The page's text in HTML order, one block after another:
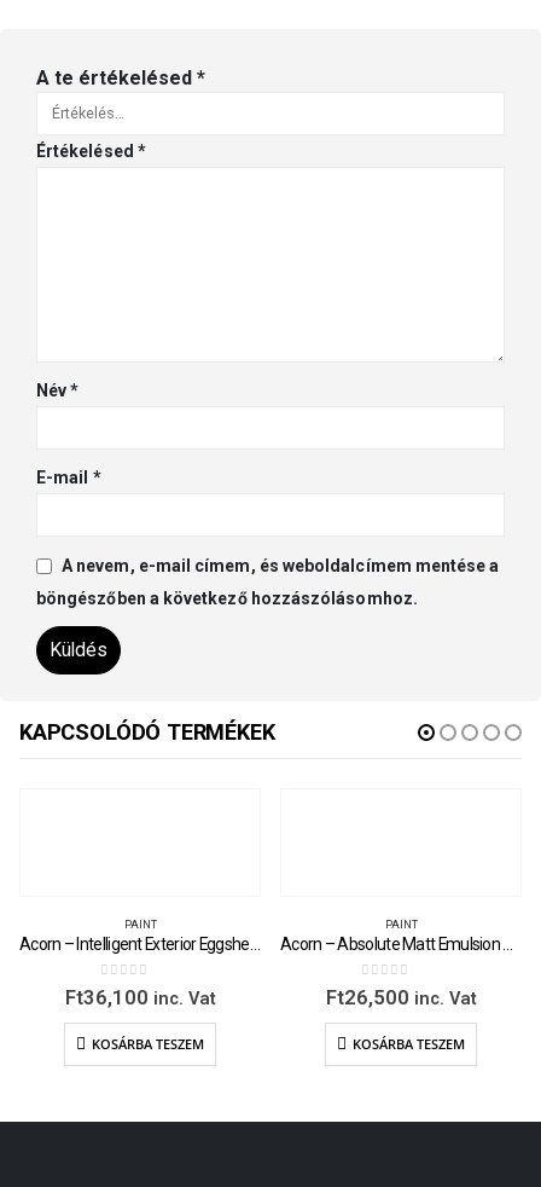
A te értékelésed *
Értékelésed *
Név*
E-mail *
A nevem, e-mail címem, és weboldalcímem mentése a
böngészőben a következő hozzászólásomhoz.
KAPCSOLÓDÓ TERMÉKEK
PAINT
0 out of 5
Ft36,100 inc. Vat
KOSÁRBA TESZEM
PAINT
0 out of 5
Ft26,500 inc. Vat
KOSÁRBA TESZEM